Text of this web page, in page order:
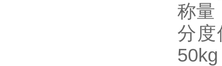
称量
分度
50kg